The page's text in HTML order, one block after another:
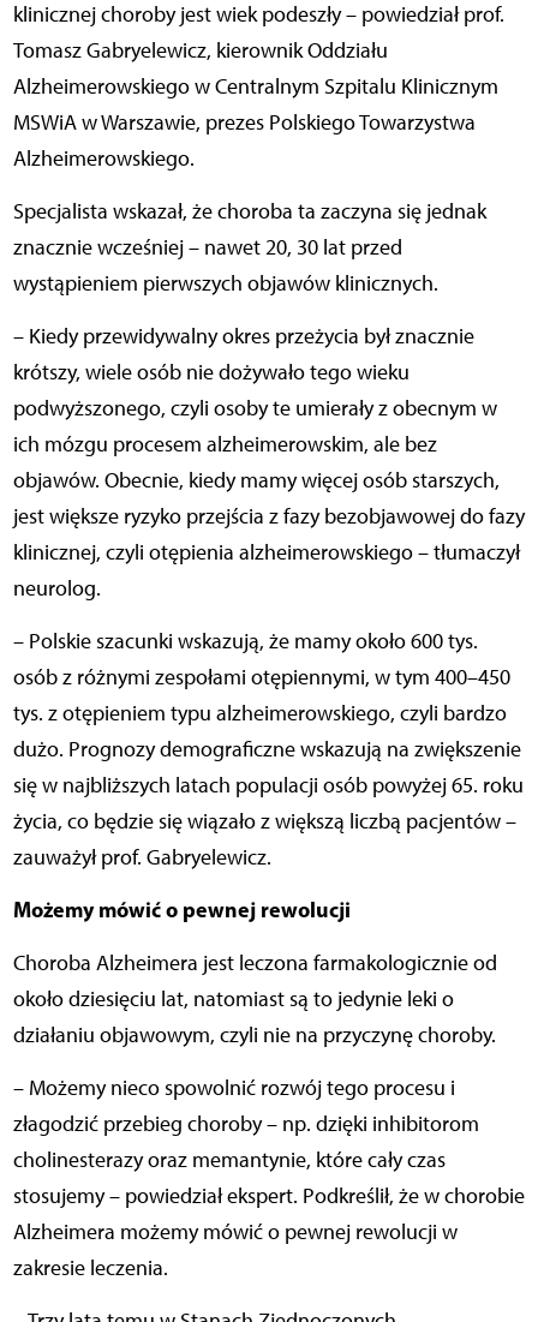
klinicznej choroby jest wiek podeszły – powiedział prof.
Tomasz Gabryelewicz, kierownik Oddziału
Alzheimerowskiego w Centralnym Szpitalu Klinicznym
MSWiA w Warszawie, prezes Polskiego Towarzystwa
Alzheimerowskiego.
Specjalista wskazał, że choroba ta zaczyna się jednak
znacznie wcześniej – nawet 20, 30 lat przed
wystąpieniem pierwszych objawów klinicznych.
– Kiedy przewidywalny okres przeżycia był znacznie
krótszy, wiele osób nie dożywało tego wieku
podwyższonego, czyli osoby te umierały z obecnym w
ich mózgu procesem alzheimerowskim, ale bez
objawów. Obecnie, kiedy mamy więcej osób starszych,
jest większe ryzyko przejścia z fazy bezobjawowej do fazy
klinicznej, czyli otępienia alzheimerowskiego – tłumaczył
neurolog.
– Polskie szacunki wskazują, że mamy około 600 tys.
osób z różnymi zespołami otępiennymi, w tym 400–450
tys. z otępieniem typu alzheimerowskiego, czyli bardzo
dużo. Prognozy demograficzne wskazują na zwiększenie
się w najbliższych latach populacji osób powyżej 65. roku
życia, co będzie się wiązało z większą liczbą pacjentów –
zauważył prof. Gabryelewicz.
Możemy mówić o pewnej rewolucji
Choroba Alzheimera jest leczona farmakologicznie od
około dziesięciu lat, natomiast są to jedynie leki o
działaniu objawowym, czyli nie na przyczynę choroby.
– Możemy nieco spowolnić rozwój tego procesu i
złagodzić przebieg choroby – np. dzięki inhibitorom
cholinesterazy oraz memantynie, które cały czas
stosujemy – powiedział ekspert. Podkreślił, że w chorobie
Alzheimera możemy mówić o pewnej rewolucji w
zakresie leczenia.